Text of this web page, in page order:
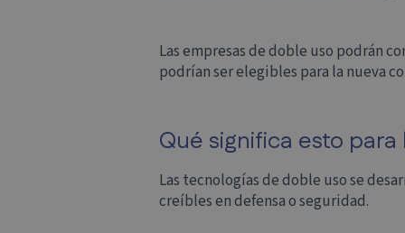
Las empresas de doble uso podrán
podrían ser elegibles para la nueva
Qué significa esto
Las tecnologías de doble uso se
creíbles en defensa o seguridad.